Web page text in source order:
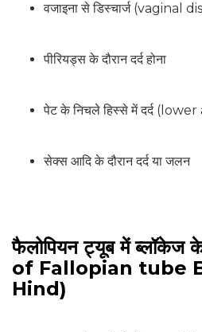
वजाइना से डिस्‍चार्ज (vaginal
पीरियड्स के दौरान दर्द होना
पेट के निचले हिस्से में दर्द
सेक्स आदि के दौरान दर्द या जलन
फैलोपियन ट्यूब में ब्लॉकेज
of Fallopian tube
Hind)